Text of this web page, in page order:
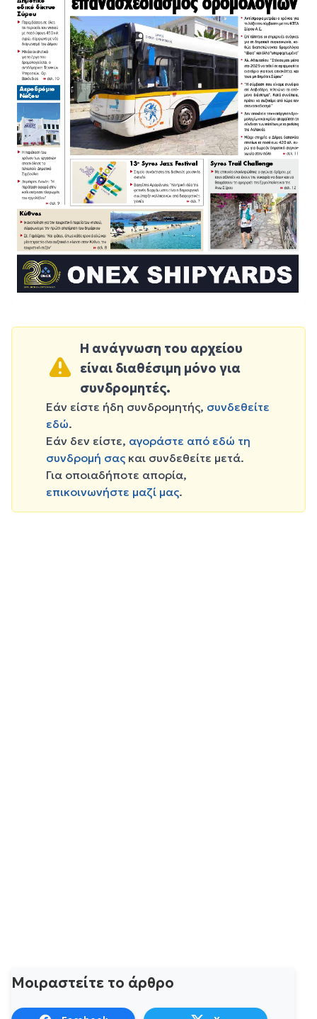
Η ανάγνωση του αρχείου
είναι διαθέσιμη μόνο για
συνδρομητές.
Εάν είστε ήδη συνδρομητής, συνδεθείτε
εδώ.
Εάν δεν είστε, αγοράστε από εδώ τη
συνδρομή σας και συνδεθείτε μετά.
Για οποιαδήποτε απορία,
επικοινωνήστε μαζί μας.
Μοιραστείτε το άρθρο